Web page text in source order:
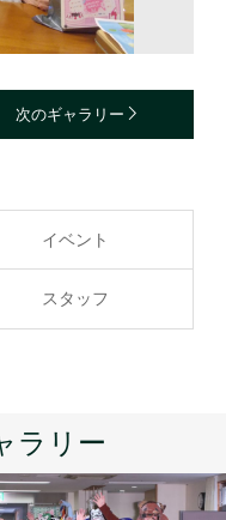
次のギャラリー
イベント
スタッフ
ラリー